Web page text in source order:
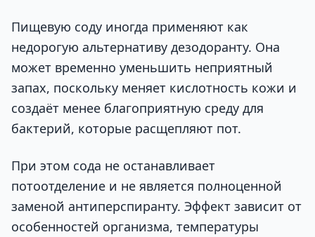
Пищевую соду иногда применяют как
недорогую альтернативу дезодоранту. Она
может временно уменьшить неприятный
запах, поскольку меняет кислотность кожи и
создаёт менее благоприятную среду для
бактерий, которые расщепляют пот.
При этом сода не останавливает
потоотделение и не является полноценной
заменой антиперспиранту. Эффект зависит от
особенностей организма, температуры